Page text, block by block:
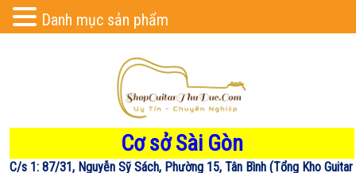
Cơ sở Sài Gòn
C/s 1: 87/31, Nguyễn Sỹ Sách, Phường 15, Tân Bình (Tổng Kho Guitar
Danh mục sản phẩm